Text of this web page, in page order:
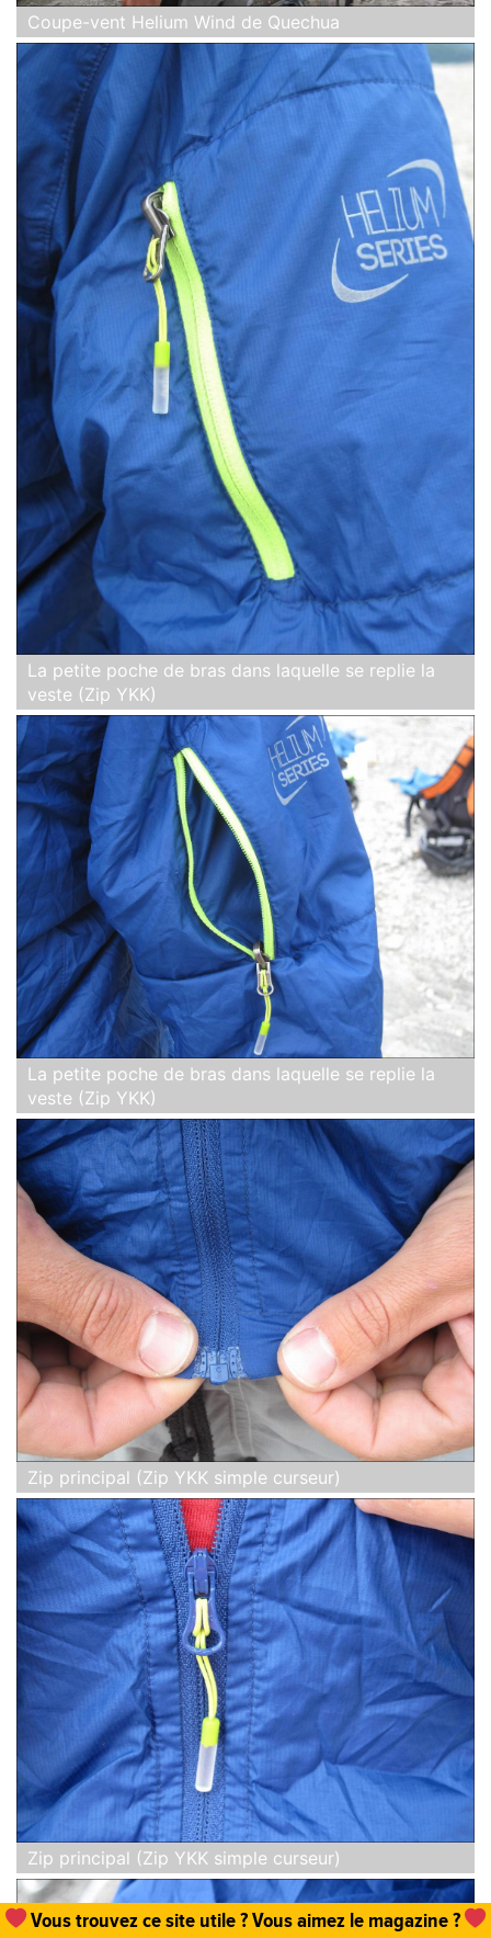
Coupe-vent Helium Wind de Quechua
La petite poche de bras dans laquelle se replie la
veste (Zip YKK)
La petite poche de bras dans laquelle se replie la
veste (Zip YKK)
Zip principal (Zip YKK simple curseur)
Zip principal (Zip YKK simple curseur)
Vous trouvez ce site utile ? Vous aimez le magazine ?